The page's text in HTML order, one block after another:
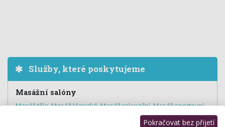
Služby, které poskytujeme
Masážní salóny
Masáž těla,Masáž klasická,Masáž relaxační,Masáž sportovní,
Regenerační masáž,Masáž zad a šije
Pokračovat bez přijetí